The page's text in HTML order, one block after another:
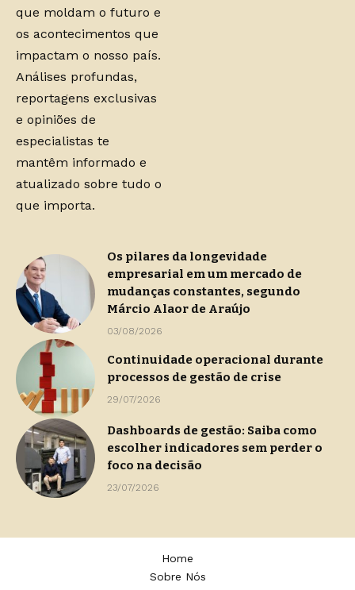
que moldam o futuro e
os acontecimentos que
impactam o nosso país.
Análises profundas,
reportagens exclusivas
e opiniões de
especialistas te
mantêm informado e
atualizado sobre tudo o
que importa.
Os pilares da longevidade
empresarial em um mercado de
mudanças constantes, segundo
Márcio Alaor de Araújo
03/08/2026
Continuidade operacional durante
processos de gestão de crise
29/07/2026
Dashboards de gestão: Saiba como
escolher indicadores sem perder o
foco na decisão
23/07/2026
Home
Sobre Nós